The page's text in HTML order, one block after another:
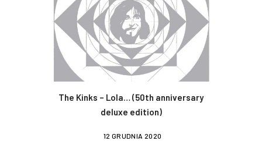
The Kinks – Lola… (50th anniversary
deluxe edition)
12 GRUDNIA 2020